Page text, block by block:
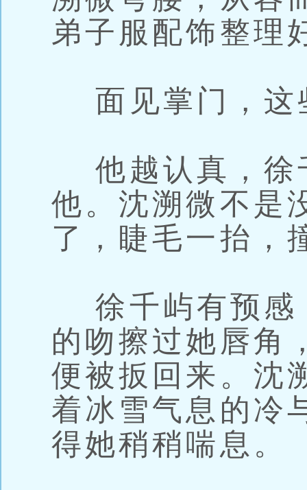
弟子服配饰整理
面见掌门，这
他越认真，徐
他。沈溯微不是
了，睫毛一抬，
徐千屿有预感
的吻擦过她唇角
便被扳回来。沈
着冰雪气息的冷
得她稍稍喘息。